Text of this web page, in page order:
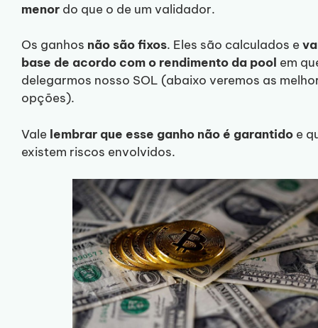
menor do que o de um validador.
Os ganhos não são fixos. Eles são calculados e
base de acordo com o rendimento da pool em
delegarmos nosso SOL (abaixo veremos as
opções).
Vale lembrar que esse ganho não é garantido e
existem riscos envolvidos.